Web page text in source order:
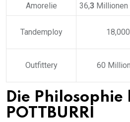
Amorelie 36,3Millionen
Tandemploy
Outfittery 60
Die
POTTBURRI